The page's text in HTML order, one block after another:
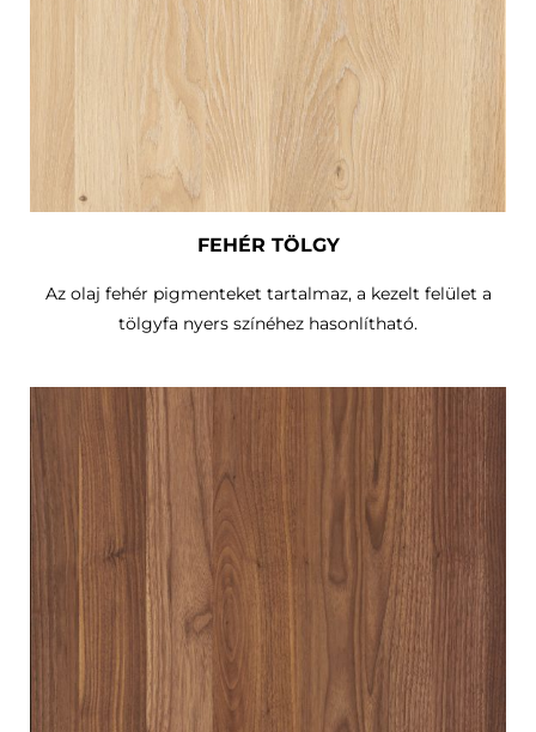
FEHÉR TÖLGY
Az olaj fehér pigmenteket tartalmaz, a kezelt felület a
tölgyfa nyers színéhez hasonlítható.